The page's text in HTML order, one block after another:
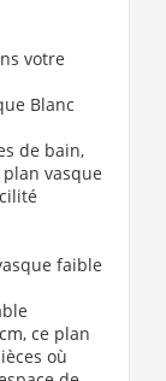
votre
Blanc
de bain,
vasque
faible
ce plan
où